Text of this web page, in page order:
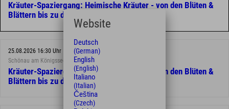
Kräuter-Spaziergang: Heimische Kräuter - von den Blüten &
Blättern bis zu den Früchten & Wurzeln
25.08.2026 16:30 Uhr
Schönau am Königssee
Kräuter-Spaziergang: Heimische Kräuter - von den Blüten &
Blättern bis zu den Früchten & Wurzeln
Website
Deutsch
(German)
English
(English)
Italiano
(Italian)
Čeština
(Czech)